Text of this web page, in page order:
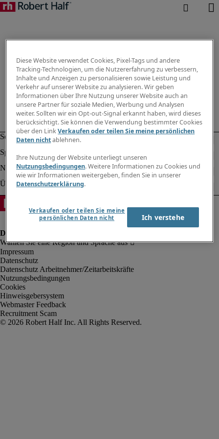
Impressum
Datenschutz
Datenschutz Arbeitnehmer/Zeitarbeitskräfte
Nutzungsbedingungen
Cookies
Hinweisgebersystem
Webmaster Feedback
Recruitment Scam
Diese Website verwendet Cookies, Pixel-Tags und andere
Tracking-Technologien, um die Nutzererfahrung zu verbessern,
Inhalte und Anzeigen zu personalisieren sowie Leistung und
Verkehr auf unserer Website zu analysieren. Wir geben
Informationen über Ihre Nutzung unserer Website auch an
unsere Partner für soziale Medien, Werbung und Analysen
weiter. Sollten wir ein Opt-out-Signal erkannt haben, wird dieses
berücksichtigt. Sie können die Verwendung bestimmter Cookies
über den LinkVerkaufen oder teilen Sie meine persönlichen
Daten nichtablehnen.
Ihre Nutzung der Website unterliegt unseren
Nutzungsbedingungen. Weitere Informationen zu Cookies und
wie wir Informationen weitergeben, finden Sie in unserer
Datenschutzerklärung.
Verkaufen oder teilen Sie meine
persönlichen Daten nicht
Ich verstehe